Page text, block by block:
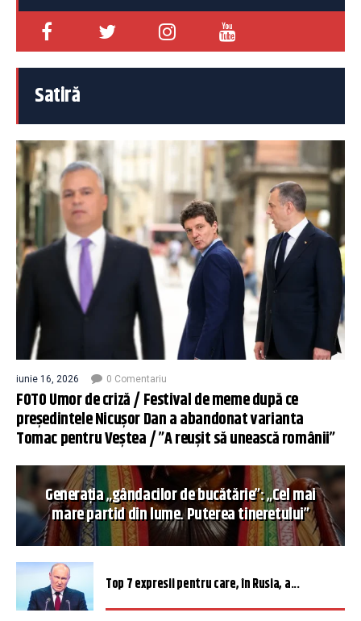
Satiră
iunie 16, 2026 0 Comentariu
FOTO Umor de criză / Festival de meme după ce
președintele Nicușor Dan a abandonat varianta
Tomac pentru Veștea / ”A reușit să unească românii”
Generația „gândacilor de bucătărie”: „Cel mai
mare partid din lume. Puterea tineretului”
Top 7 expresii pentru care, în Rusia, a...